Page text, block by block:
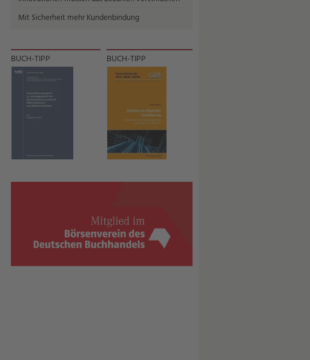
Mit Sicherheit mehr Kundenbindung
BUCH-TIPP BUCH-TIPP